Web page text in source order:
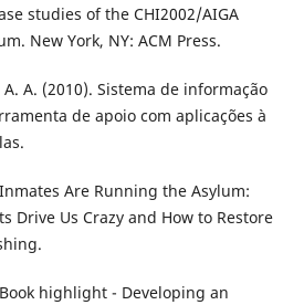
studies of the CHI2002/AIGA
New York, NY: ACM Press.
A. (2010). Sistema de informação
de apoio com aplicações à
Are Running the Asylum:
Drive Us Crazy and How to Restore
highlight - Developing an